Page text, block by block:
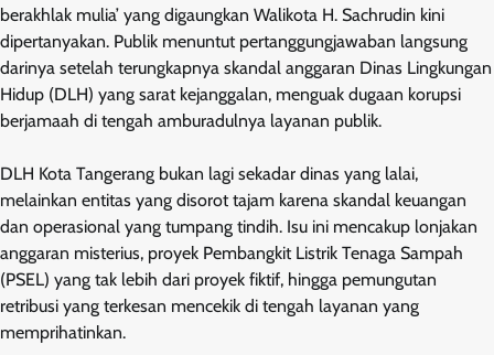
berakhlak mulia’ yang digaungkan Walikota H. Sachrudin kini
dipertanyakan. Publik menuntut pertanggungjawaban langsung
darinya setelah terungkapnya skandal anggaran Dinas Lingkungan
Hidup (DLH) yang sarat kejanggalan, menguak dugaan korupsi
berjamaah di tengah amburadulnya layanan publik.
DLH Kota Tangerang bukan lagi sekadar dinas yang lalai,
melainkan entitas yang disorot tajam karena skandal keuangan
dan operasional yang tumpang tindih. Isu ini mencakup lonjakan
anggaran misterius, proyek Pembangkit Listrik Tenaga Sampah
(PSEL) yang tak lebih dari proyek fiktif, hingga pemungutan
retribusi yang terkesan mencekik di tengah layanan yang
memprihatinkan.